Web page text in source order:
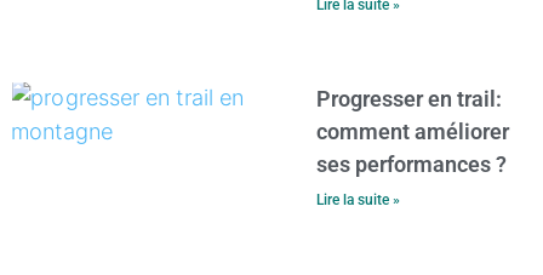
Lire la suite »
Progresser en trail:
comment améliorer
ses performances ?
Lire la suite »